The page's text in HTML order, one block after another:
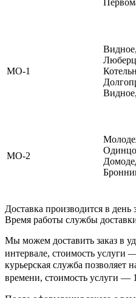
МО-1
МО-2
Доставка производится в
Время работы службы
Мы можем доставить заказ в
интервале, стоимость услуги
курьерская служба позволяет
времени, стоимость услуги —